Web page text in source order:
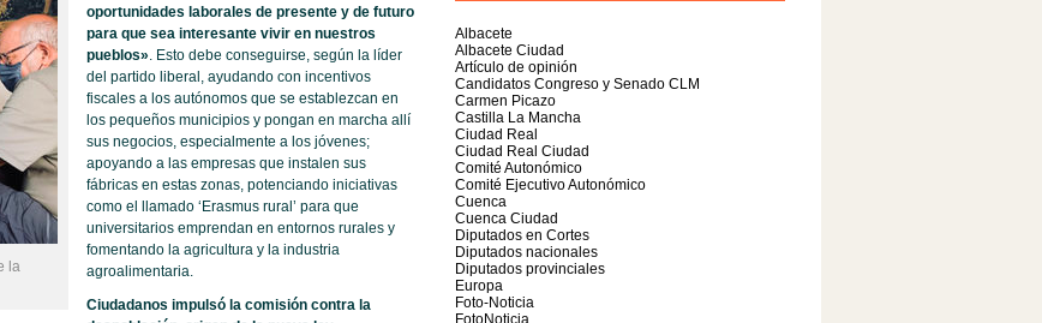
la
oportunidades laborales de presente y de futuro
para que sea interesante vivir en nuestros
pueblos». Esto debe conseguirse, según la líder
del partido liberal, ayudando con incentivos
fiscales a los autónomos que se establezcan en
los pequeños municipios y pongan en marcha allí
sus negocios, especialmente a los jóvenes;
apoyando a las empresas que instalen sus
fábricas en estas zonas, potenciando iniciativas
como el llamado ‘Erasmus rural’ para que
universitarios emprendan en entornos rurales y
fomentando la agricultura y la industria
agroalimentaria.
Ciudadanos impulsó la comisión contra la
Albacete
Albacete Ciudad
Artículo de opinión
Candidatos Congreso y Senado CLM
Carmen Picazo
Castilla La Mancha
Ciudad Real
Ciudad Real Ciudad
Comité Autonómico
Comité Ejecutivo Autonómico
Cuenca
Cuenca Ciudad
Diputados en Cortes
Diputados nacionales
Diputados provinciales
Europa
Foto-Noticia
FotoNoticia